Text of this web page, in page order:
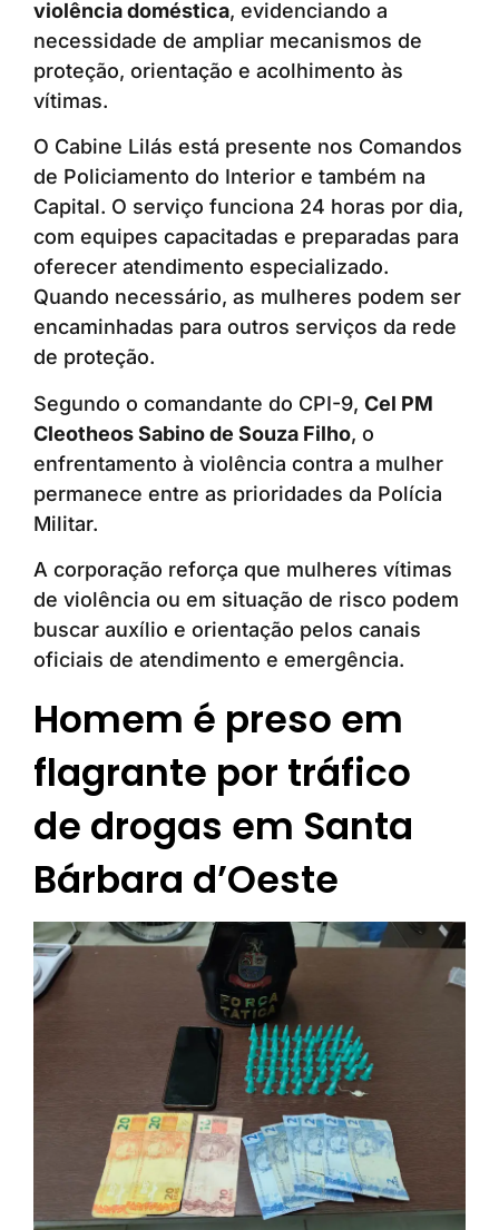
violência doméstica, evidenciando a
necessidade de ampliar mecanismos de
proteção, orientação e acolhimento às
vítimas.
O Cabine Lilás está presente nos Comandos
de Policiamento do Interior e também na
Capital. O serviço funciona 24 horas por dia,
com equipes capacitadas e preparadas para
oferecer atendimento especializado.
Quando necessário, as mulheres podem ser
encaminhadas para outros serviços da rede
de proteção.
Segundo o comandante do CPI-9, Cel PM
Cleotheos Sabino de Souza Filho, o
enfrentamento à violência contra a mulher
permanece entre as prioridades da Polícia
Militar.
A corporação reforça que mulheres vítimas
de violência ou em situação de risco podem
buscar auxílio e orientação pelos canais
oficiais de atendimento e emergência.
Homem é preso em
flagrante por tráfico
de drogas em Santa
Bárbara d’Oeste